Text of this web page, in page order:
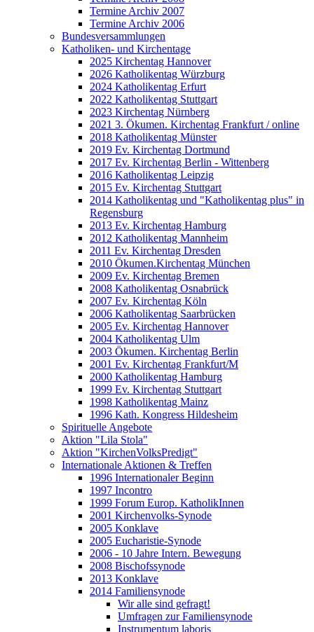
Termine Archiv 2007
Termine Archiv 2006
Bundesversammlungen
Katholiken- und Kirchentage
2025 Kirchentag Hannover
2026 Katholikentag Würzburg
2024 Katholikentag Erfurt
2022 Katholikentag Stuttgart
2023 Kirchentag Nürnberg
2021 3. Ökumen. Kirchentag Frankfurt / online
2018 Katholikentag Münster
2019 Ev. Kirchentag Dortmund
2017 Ev. Kirchentag Berlin - Wittenberg
2016 Katholikentag Leipzig
2015 Ev. Kirchentag Stuttgart
2014 Katholikentag und "Katholikentag plus" in
Regensburg
2013 Ev. Kirchentag Hamburg
2012 Katholikentag Mannheim
2011 Ev. Kirchentag Dresden
2010 Ökumen.Kirchentag München
2009 Ev. Kirchentag Bremen
2008 Katholikentag Osnabrück
2007 Ev. Kirchentag Köln
2006 Katholikentag Saarbrücken
2005 Ev. Kirchentag Hannover
2004 Katholikentag Ulm
2003 Ökumen. Kirchentag Berlin
2001 Ev. Kirchentag Frankfurt/M
2000 Katholikentag Hamburg
1999 Ev. Kirchentag Stuttgart
1998 Katholikentag Mainz
1996 Kath. Kongress Hildesheim
Spirituelle Angebote
Aktion "Lila Stola"
Aktion "KirchenVolksPredigt"
Internationale Aktionen & Treffen
1996 Internationaler Beginn
1997 Incontro
1999 Forum Europ. KatholikInnen
2001 Kirchenvolks-Synode
2005 Konklave
2005 Eucharistie-Synode
2006 - 10 Jahre Intern. Bewegung
2008 Bischofssynode
2013 Konklave
2014 Familiensynode
Wir alle sind gefragt!
Umfragen zur Familiensynode
Instrumentum laboris